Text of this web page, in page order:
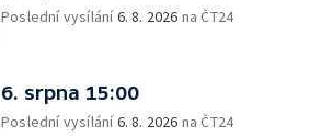
Poslední vysílání6. 8. 2026 na ČT24
6. srpna 15:00
Poslední vysílání6. 8. 2026 na ČT24